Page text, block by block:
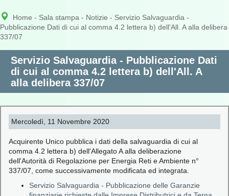
Home - Sala stampa - Notizie - Servizio Salvaguardia -
Pubblicazione Dati di cui al comma 4.2 lettera b) dell'All. A alla delibera
337/07
Servizio Salvaguardia - Pubblicazione Dati
di cui al comma 4.2 lettera b) dell'All. A
alla delibera 337/07
Mercoledì, 11 Novembre 2020
Acquirente Unico pubblica i dati della salvaguardia di cui al
comma 4.2 lettera b) dell'Allegato A alla deliberazione
dell'Autorità di Regolazione per Energia Reti e Ambiente n°
337/07, come successivamente modificata ed integrata.
Servizio Salvaguardia - Pubblicazione delle Garanzie